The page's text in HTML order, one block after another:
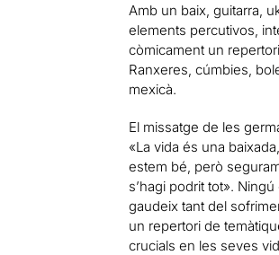
Amb un baix, guitarra,
elements percutivos,
còmicament un
Ranxeres, cúmbies,
mexicà.
El missatge de les
«La vida és una
estem bé, però
s’hagi podrit tot».
gaudeix tant del
un repertori de
crucials en les seves